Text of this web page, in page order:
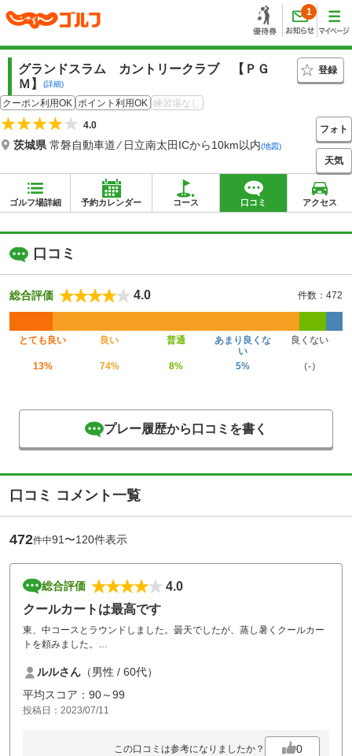
1
グランドスラム カントリークラブ 【ＰＧ
Ｍ】
(詳細)
登録
クーポン利用OK ポイント利用OK 練習場なし
4.0
茨城県 常磐自動車道 ⁄ 日立南太田ICから10km以内(地図)
フォト
天気
ゴルフ場詳細 予約カレンダー コース 口コミ アクセス
口コミ
総合評価 4.0 件数：472
とても良い 良い 普通
あまり良くな
い
良くない
13% 74% 8% 5% （-）
プレー履歴から口コミを書く
口コミ コメント一覧
472件中91〜120件表示
総合評価
4.0
クールカートは最高です
東、中コースとラウンドしました。曇天でしたが、蒸し暑くクールカー
トを頼みました。
お昼は五目餡掛けご飯を注文し、美味しかったです。各ホール渋滞もせ
ずに8時前のスタートで13時過ぎにはホールアウトしました。
夏場はクールカートがいいですねー
ルルさん （男性 / 60代）
平均スコア：90～99
投稿日：2023/07/11
この口コミは参考になりましたか？ 0